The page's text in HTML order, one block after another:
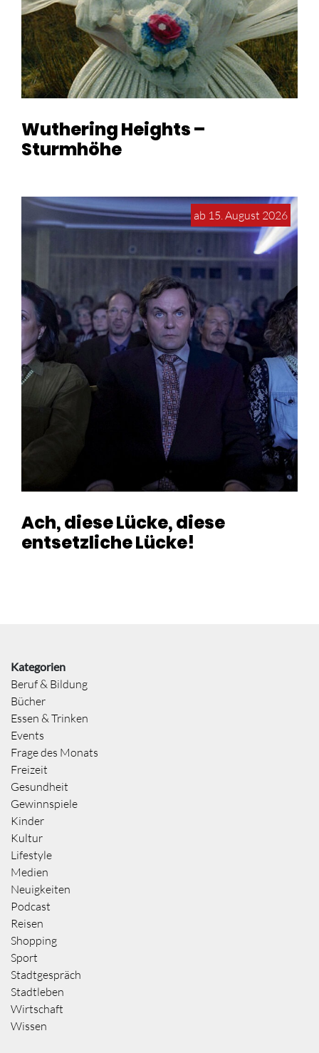
Wuthering Heights –
Sturmhöhe
ab 15. August 2026
Ach, diese Lücke, diese
entsetzliche Lücke!
Kategorien
Beruf & Bildung
Bücher
Essen & Trinken
Events
Frage des Monats
Freizeit
Gesundheit
Gewinnspiele
Kinder
Kultur
Lifestyle
Medien
Neuigkeiten
Podcast
Reisen
Shopping
Sport
Stadtgespräch
Stadtleben
Wirtschaft
Wissen